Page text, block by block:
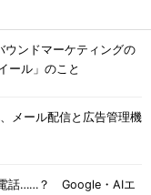
ンドマーケティングの
ール」のこと
メール配信と広告管理機
話……？ Google・AIエ